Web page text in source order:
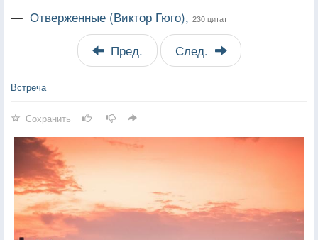
— Отверженные (Виктор Гюго), 230 цитат
Пред. След.
Встреча
Сохранить